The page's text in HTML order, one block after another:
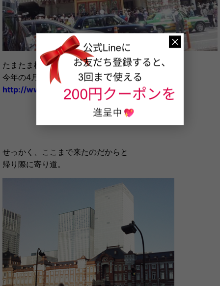
たまたま横を通って見つけた
今年の4月に新しくなったばかりの歌舞伎座。
http://www.kabuki-za.co.jp/
せっかく、ここまで来たのだからと
帰り際に寄り道。